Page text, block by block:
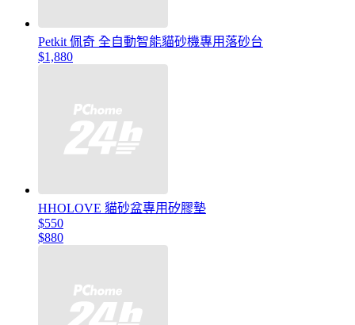
Petkit 佩奇 全自動智能貓砂機專用落砂台
$1,880
HHOLOVE 貓砂盆專用矽膠墊
$550
$880